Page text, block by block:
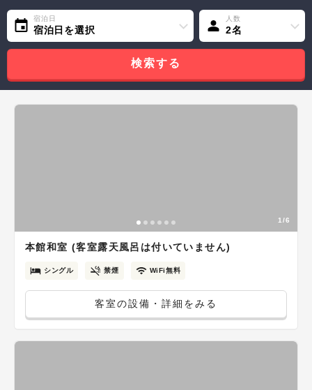
宿泊日
宿泊日を選択
人数
2名
検索する
1/6
本館和室 (客室露天風呂は付いていません)
シングル 禁煙 WiFi無料
客室の設備・詳細をみる